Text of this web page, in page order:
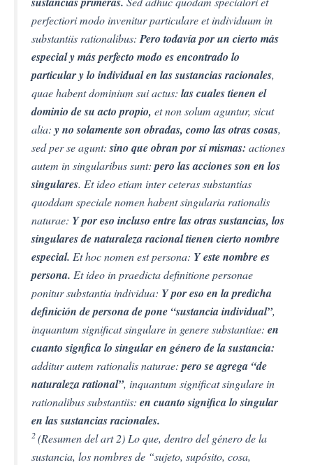
perfectiori modo invenitur particulare et individuum in
substantiis rationalibus: Pero todavía por un cierto más
especial y más perfecto modo es encontrado lo
particular y lo individual en las sustancias racionales,
quae habent dominium sui actus: las cuales tienen el
dominio de su acto propio, et non solum aguntur, sicut
alia: y no solamente son obradas, como las otras cosas,
sed per se agunt:sino que obran por sí mismas: actiones
autem in singularibus sunt: pero las acciones son en los
singulares. Et ideo etiam inter ceteras substantias
quoddam speciale nomen habent singularia rationalis
naturae: Y por eso incluso entre las otras sustancias, los
singulares de naturaleza racional tienen cierto nombre
especial. Et hoc nomen est persona: Y este nombre es
persona. Et ideo in praedicta definitione personae
ponitur substantia individua: Y por eso en la predicha
definición de persona de pone “sustancia individual”,
inquantum significat singulare in genere substantiae: en
cuanto signfica lo singular en género de la sustancia:
additur autem rationalis naturae: pero se agrega “de
naturaleza rational”, inquantum significat singulare in
rationalibus substantiis: en cuanto significa lo singular
en las sustancias racionales.
2(Resumen del art 2) Lo que, dentro del género de la
sustancia, los nombres de “sujeto, supósito, cosa,